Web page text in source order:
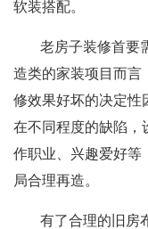
软装搭配。
老房子装修首要
造类的家装项目而言
修效果好坏的决定性
在不同程度的缺陷，
作职业、兴趣爱好等
局合理再造。
有了合理的旧房